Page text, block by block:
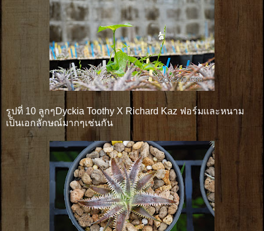
รูปที่ 10 ลูกๆDyckia Toothy X Richard Kaz ฟอร์มเเละหนาม
เป็นเอกลักษณ์มากๆเช่นกัน